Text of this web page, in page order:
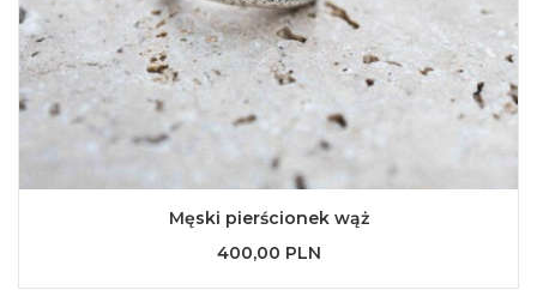
Męski pierścionek wąż
400,00 PLN